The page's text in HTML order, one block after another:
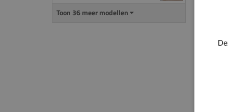
Toon 36 meer modellen